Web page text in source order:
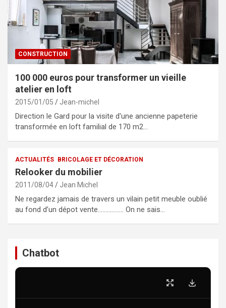
CONSTRUCTION
100 000 euros pour transformer un vieille
atelier en loft
2015/01/05 Jean-michel
Direction le Gard pour la visite d'une ancienne papeterie
transformée en loft familial de 170 m2…
ACTUALITÉS BRICOLAGE ET DÉCORATION
Relooker du mobilier
2011/08/04 Jean Michel
Ne regardez jamais de travers un vilain petit meuble oublié
au fond d’un dépot vente…………….. On ne sais…
Chatbot